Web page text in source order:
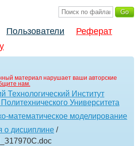
Пользователи
Реферат
материал нарушает ваши авторские
нам.
Технологический Институт
Университета
математическое моделирование
о дисциплине /
.doc